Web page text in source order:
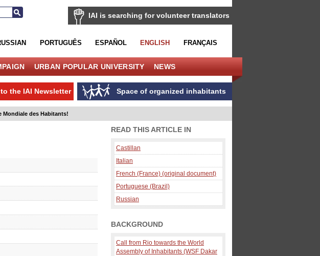
IAI is searching for volunteer translators
PORTUGUÊS ESPAÑOL ENGLISH FRANÇAIS
URBAN POPULAR UNIVERSITY NEWS
Space of organized inhabitants
the IAI Newsletter
Mondiale des Habitants!
READ THIS ARTICLE IN
Castillan
Italian
French (France) (original document)
Portuguese (Brazil)
Russian
BACKGROUND
Call from Rio towards the World
Assembly of Inhabitants (WSF Dakar